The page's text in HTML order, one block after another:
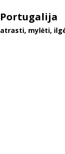
Portugalija
atrasti, mylėti,